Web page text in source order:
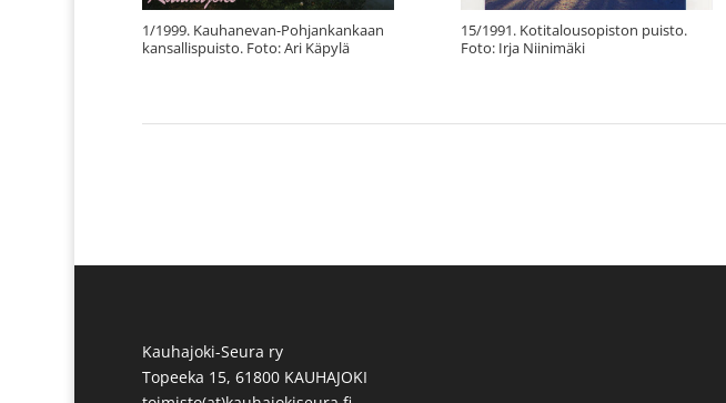
1/1999. Kauhanevan-Pohjankankaan
kansallispuisto. Foto: Ari Käpylä
15/1991. Kotitalousopiston puisto.
Foto: Irja Niinimäki
Kauhajoki-Seura ry
Topeeka 15, 61800 KAUHAJOKI